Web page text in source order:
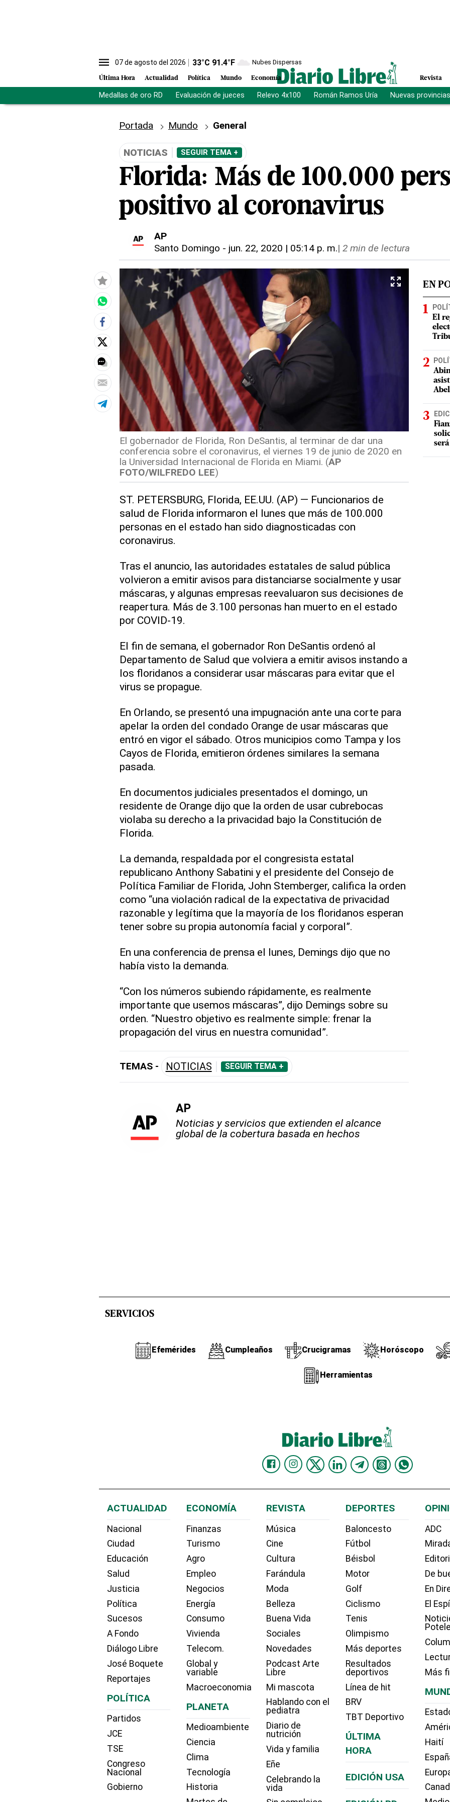
07 de agosto del 2026 33°C 91.4°F Nubes Dispersas
Última Hora Actualidad Política Mundo Economía Revista
Medallas de oro RD Evaluación de jueces Relevo 4x100 Román Ramos Uría Nuevas provincias
Portada Mundo General
NOTICIAS SEGUIR TEMA +
Florida: Más de 100.000
positivo al coronavirus
AP
Santo Domingo - jun. 22, 2020 | 05:14 p. m.| 2 min de lectura
El gobernador de Florida, Ron DeSantis, al terminar de dar una
conferencia sobre el coronavirus, el viernes 19 de junio de 2020 en
la Universidad Internacional de Florida en Miami. (AP
FOTO/WILFREDO LEE)
ST. PETERSBURG, Florida, EE.UU. (AP) — Funcionarios de
salud de Florida informaron el lunes que más de 100.000
personas en el estado han sido diagnosticadas con
coronavirus.
Tras el anuncio, las autoridades estatales de salud pública
volvieron a emitir avisos para distanciarse socialmente y usar
máscaras, y algunas empresas reevaluaron sus decisiones de
reapertura. Más de 3.100 personas han muerto en el estado
por COVID-19.
El fin de semana, el gobernador Ron DeSantis ordenó al
Departamento de Salud que volviera a emitir avisos instando a
los floridanos a considerar usar máscaras para evitar que el
virus se propague.
En Orlando, se presentó una impugnación ante una corte para
apelar la orden del condado Orange de usar máscaras que
entró en vigor el sábado. Otros municipios como Tampa y los
Cayos de Florida, emitieron órdenes similares la semana
pasada.
En documentos judiciales presentados el domingo, un
residente de Orange dijo que la orden de usar cubrebocas
violaba su derecho a la privacidad bajo la Constitución de
Florida.
La demanda, respaldada por el congresista estatal
republicano Anthony Sabatini y el presidente del Consejo de
Política Familiar de Florida, John Stemberger, califica la orden
como “una violación radical de la expectativa de privacidad
razonable y legítima que la mayoría de los floridanos esperan
tener sobre su propia autonomía facial y corporal”.
En una conferencia de prensa el lunes, Demings dijo que no
había visto la demanda.
“Con los números subiendo rápidamente, es realmente
importante que usemos máscaras”, dijo Demings sobre su
orden. “Nuestro objetivo es realmente simple: frenar la
propagación del virus en nuestra comunidad”.
TEMAS - NOTICIAS SEGUIR TEMA +
AP
Noticias y servicios que extienden el alcance
global de la cobertura basada en hechos
EN
El
SERVICIOS
Efemérides Cumpleaños Crucigramas Horóscopo
Herramientas
ACTUALIDAD
Nacional
Ciudad
Educación
Salud
Justicia
Política
Sucesos
A Fondo
Diálogo Libre
José Boquete
Reportajes
POLÍTICA
Partidos
JCE
TSE
Congreso
Nacional
Gobierno
ECONOMÍA
Finanzas
Turismo
Agro
Empleo
Negocios
Energía
Consumo
Vivienda
Telecom.
Global y
variable
Macroeconomia
PLANETA
Medioambiente
Ciencia
Clima
Tecnología
Historia
REVISTA
Música
Cine
Cultura
Farándula
Moda
Belleza
Buena Vida
Sociales
Novedades
Podcast Arte
Libre
Mi mascota
Hablando con el
pediatra
Diario de
nutrición
Vida y familia
Eñe
Celebrando la
vida
DEPORTES
Baloncesto
Fútbol
Béisbol
Motor
Golf
Ciclismo
Tenis
Olimpismo
Más deportes
Resultados
deportivos
Línea de hit
BRV
TBT Deportivo
ÚLTIMA
HORA
EDICIÓN USA
ADC
De
En
El
Más
Haití